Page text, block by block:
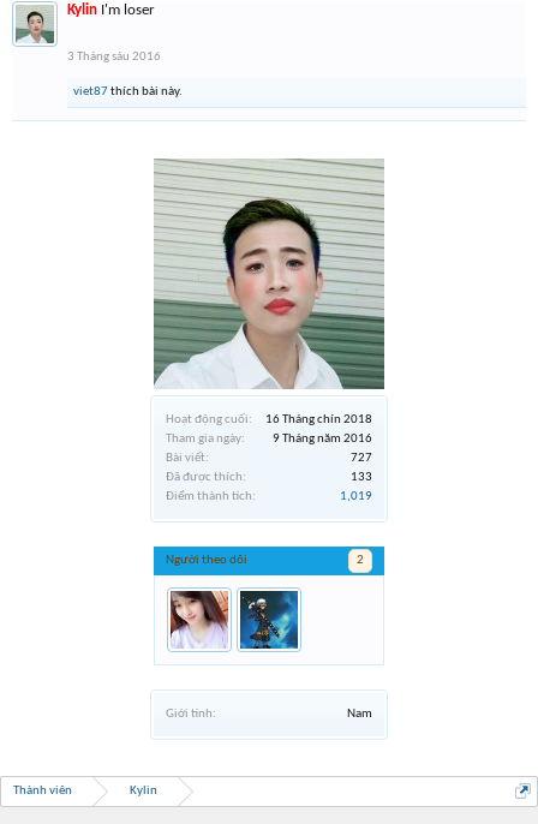
Hoạt động cuối:
16 Tháng chín 2018
Tham gia ngày:
9 Tháng năm 2016
Bài viết:
727
Đã được thích:
133
Điểm thành tích:
1,019
Người theo dõi 2
Giới tính: Nam
Kylin I'm loser
3 Tháng sáu 2016
viet87thích bài này.
Thành viên Kylin